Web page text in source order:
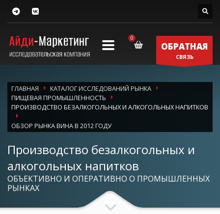
ОБРАТНАЯ
СВЯЗЬ
ГЛАВНАЯ
КАТАЛОГ ИССЛЕДОВАНИЙ РЫНКА
ПИЩЕВАЯ ПРОМЫШЛЕННОСТЬ
ПРОИЗВОДСТВО БЕЗАЛКОГОЛЬНЫХ И АЛКОГОЛЬНЫХ НАПИТКОВ
ОБЗОР РЫНКА ВИНА В 2012 ГОДУ
Производство безалкогольных и
алкогольных напитков
ОБЪЕКТИВНО И ОПЕРАТИВНО О ПРОМЫШЛЕННЫХ
РЫНКАХ